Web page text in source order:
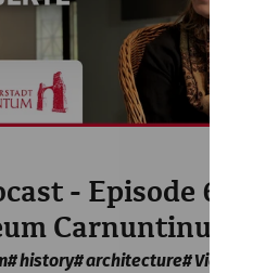
- Episode 6: The
Carnuntinum
history architecture Videocast